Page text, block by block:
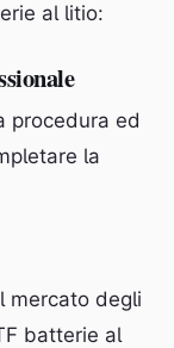
al litio:
procedura ed
la
mercato degli
batterie al